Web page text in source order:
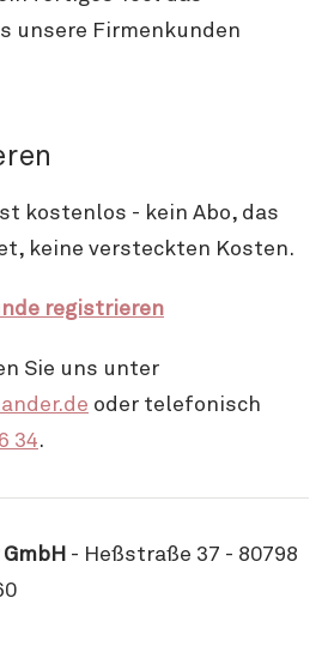
unsere Firmenkunden
kostenlos - kein Abo, das
keine versteckten Kosten.
registrieren
Sie uns unter
oder telefonisch
34.
- Heßstraße 37 - 80798